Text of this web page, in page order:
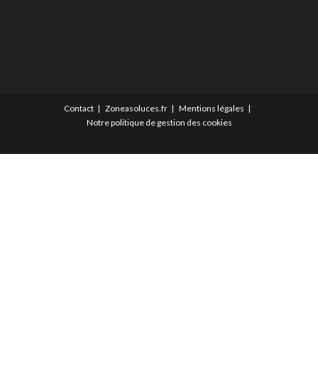
Contact Zoneasoluces.fr
Mentions légales
Notre politique de gestion des cookies